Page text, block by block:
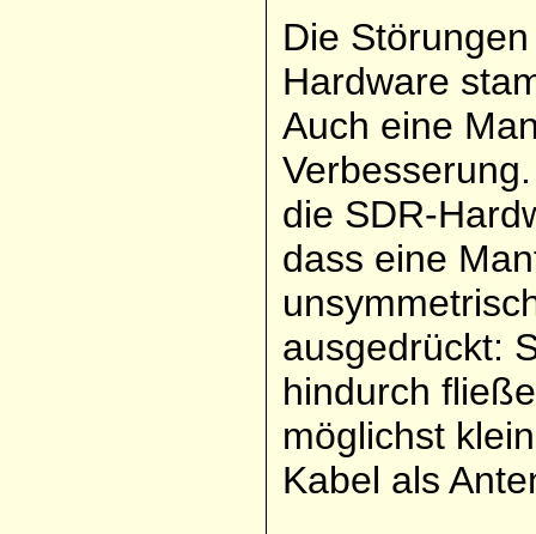
Die
Hardware
Auch eine
die SDR-
dass eine
ausgedrückt:
hindurch
möglichst
Kabel als